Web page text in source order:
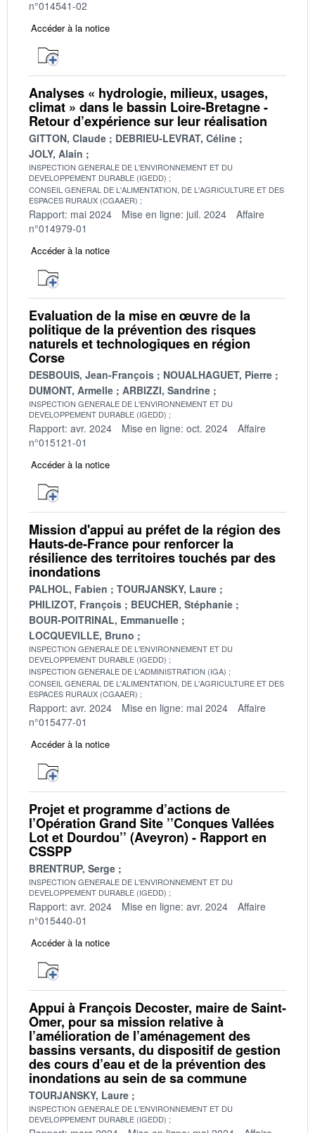
n°014541-02
Accéder à la notice
Analyses « hydrologie, milieux, usages,
climat » dans le bassin Loire-Bretagne -
Retour d’expérience sur leur réalisation
GITTON, Claude
DEBRIEU-LEVRAT, Céline
JOLY, Alain
INSPECTION GENERALE DE L'ENVIRONNEMENT ET DU
DEVELOPPEMENT DURABLE (IGEDD)
CONSEIL GENERAL DE L'ALIMENTATION, DE L'AGRICULTURE ET DES
ESPACES RURAUX (CGAAER)
Rapport: mai 2024 Mise en ligne: juil. 2024
Affaire
n°014979-01
Accéder à la notice
Evaluation de la mise en œuvre de la
politique de la prévention des risques
naturels et technologiques en région
Corse
DESBOUIS, Jean-François
NOUALHAGUET, Pierre
DUMONT, Armelle
ARBIZZI, Sandrine
INSPECTION GENERALE DE L'ENVIRONNEMENT ET DU
DEVELOPPEMENT DURABLE (IGEDD)
Rapport: avr. 2024 Mise en ligne: oct. 2024
Affaire
n°015121-01
Accéder à la notice
Mission d'appui au préfet de la région des
Hauts-de-France pour renforcer la
résilience des territoires touchés par des
inondations
PALHOL, Fabien
TOURJANSKY, Laure
PHILIZOT, François
BEUCHER, Stéphanie
BOUR-POITRINAL, Emmanuelle
LOCQUEVILLE, Bruno
INSPECTION GENERALE DE L'ENVIRONNEMENT ET DU
DEVELOPPEMENT DURABLE (IGEDD)
INSPECTION GENERALE DE L'ADMINISTRATION (IGA)
CONSEIL GENERAL DE L'ALIMENTATION, DE L'AGRICULTURE ET DES
ESPACES RURAUX (CGAAER)
Rapport: avr. 2024 Mise en ligne: mai 2024
Affaire
n°015477-01
Accéder à la notice
Projet et programme d’actions de
l’Opération Grand Site ’’Conques Vallées
Lot et Dourdou’’ (Aveyron) - Rapport en
CSSPP
BRENTRUP, Serge
INSPECTION GENERALE DE L'ENVIRONNEMENT ET DU
DEVELOPPEMENT DURABLE (IGEDD)
Rapport: avr. 2024 Mise en ligne: avr. 2024
Affaire
n°015440-01
Accéder à la notice
Appui à François Decoster, maire de Saint-
Omer, pour sa mission relative à
l’amélioration de l’aménagement des
bassins versants, du dispositif de gestion
des cours d’eau et de la prévention des
inondations au sein de sa commune
TOURJANSKY, Laure
INSPECTION GENERALE DE L'ENVIRONNEMENT ET DU
DEVELOPPEMENT DURABLE (IGEDD)